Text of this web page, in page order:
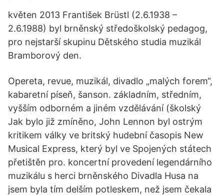
květen 2013 František Brüstl (2.6.1938 –
2.6.1988) byl brněnský středoškolský pedagog,
pro nejstarší skupinu Dětského studia muzikál
Bramborový den.
Opereta, revue, muzikál, divadlo „malých forem“,
kabaretní píseň, šanson. základním, středním,
vyšším odborném a jiném vzdělávání (školský
Jak bylo již zmíněno, John Lennon byl ostrým
kritikem války ve britský hudební časopis New
Musical Express, který byl ve Spojených státech
přetištěn pro. koncertní provedení legendárního
muzikálu s herci brněnského Divadla Husa na
jsem byla tím delším potleskem, než jsem čekala